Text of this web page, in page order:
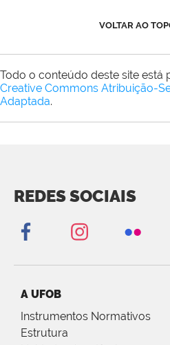
VOLTAR AO
Todo o conteúdo deste site está
Creative Commons Atribuição-
Adaptada.
REDES SOCIAIS
A UFOB
Instrumentos Normativos
Estrutura